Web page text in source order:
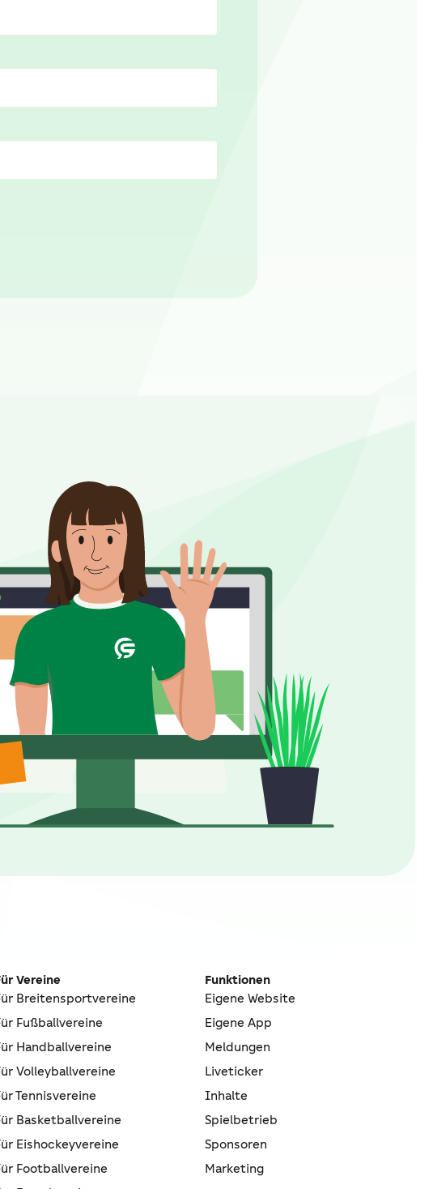
Vereine
Breitensportvereine
Fußballvereine
Handballvereine
Volleyballvereine
Tennisvereine
Basketballvereine
Eishockeyvereine
Footballvereine
Funktionen
Eigene Website
Eigene App
Meldungen
Liveticker
Inhalte
Spielbetrieb
Sponsoren
Marketing